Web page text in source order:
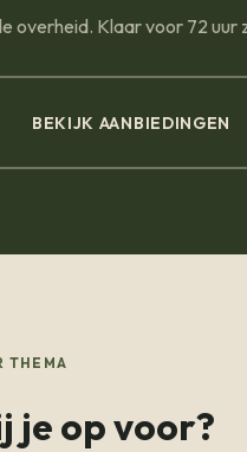
overheid. Klaar voor 72 uur
BEKIJK AANBIEDINGEN
THEMA
je op voor?